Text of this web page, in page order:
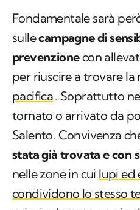
Fondamentale sarà
sullecampagne di
prevenzionecon
per riuscire a trovare la
pacifica. Soprattutto
tornato o arrivato da
Salento. Convivenza
stata già trovata e con
nelle zone in cui lupi ed
condividono lo stesso